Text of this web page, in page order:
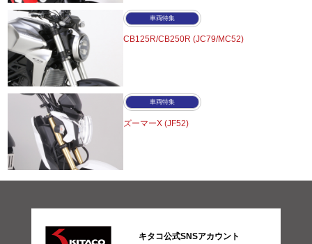
車両特集
CB125R/CB250R (JC79/MC52)
車両特集
ズーマーX (JF52)
キタコ公式SNSアカウント